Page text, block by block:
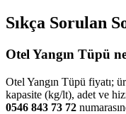
Sıkça Sorulan
Otel Yangın Tüpü
Otel Yangın Tüpü fiyatı;
kapasite (kg/lt), adet ve
0546 843 73 72